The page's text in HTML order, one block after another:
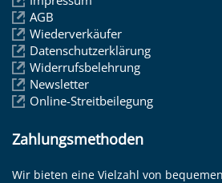
AGB
Wiederverkäufer
Datenschutzerklärung
Widerrufsbelehrung
Newsletter
Online-Streitbeilegung
Zahlungsmethoden
Wir bieten eine Vielzahl von